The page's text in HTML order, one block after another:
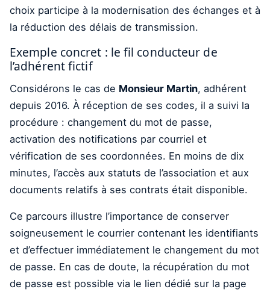
choix participe à la modernisation des échanges et à
la réduction des délais de transmission.
Exemple concret : le fil conducteur de
l’adhérent fictif
Considérons le cas de Monsieur Martin, adhérent
depuis 2016. À réception de ses codes, il a suivi la
procédure : changement du mot de passe,
activation des notifications par courriel et
vérification de ses coordonnées. En moins de dix
minutes, l’accès aux statuts de l’association et aux
documents relatifs à ses contrats était disponible.
Ce parcours illustre l’importance de conserver
soigneusement le courrier contenant les identifiants
et d’effectuer immédiatement le changement du mot
de passe. En cas de doute, la récupération du mot
de passe est possible via le lien dédié sur la page